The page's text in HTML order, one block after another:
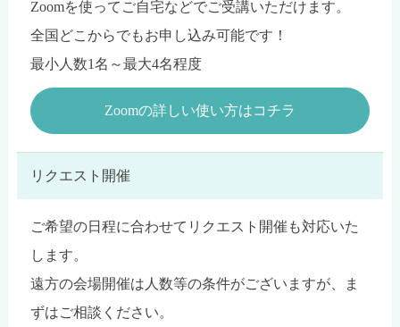
Zoomを使ってご自宅などでご受講いただけます。
全国どこからでもお申し込み可能です！
最小人数1名～最大4名程度
Zoomの詳しい使い方はコチラ
リクエスト開催
ご希望の日程に合わせてリクエスト開催も対応いた
します。
遠方の会場開催は人数等の条件がございますが、ま
ずはご相談ください。